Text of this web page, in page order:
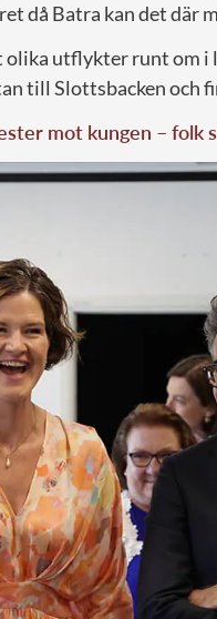
då Batra kan det där
olika utflykter runt om
till Slottsbacken och
mot kungen – folk